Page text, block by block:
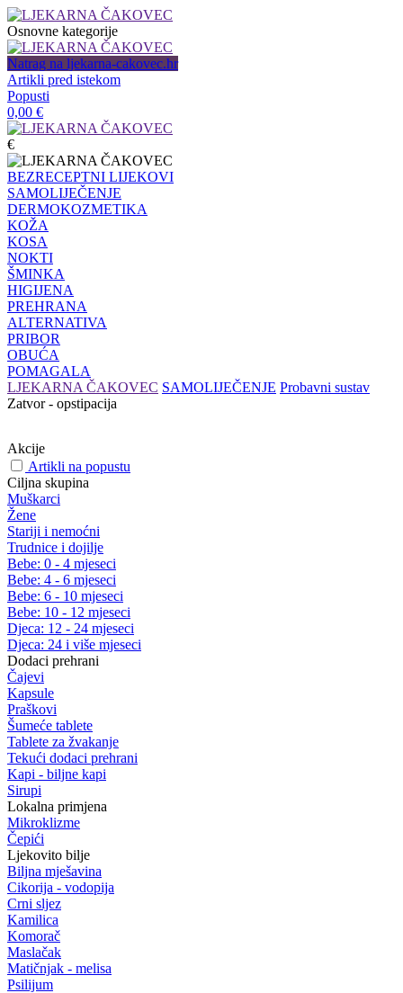
Osnovne kategorije
Natrag na ljekarna-cakovec.hr
Artikli pred istekom
Popusti
0,00 €
€
BEZRECEPTNI LIJEKOVI
SAMOLIJEČENJE
DERMOKOZMETIKA
KOŽA
KOSA
NOKTI
ŠMINKA
HIGIJENA
PREHRANA
ALTERNATIVA
PRIBOR
OBUĆA
POMAGALA
LJEKARNA ČAKOVEC SAMOLIJEČENJE Probavni sustav
Zatvor - opstipacija
Akcije
Artikli na popustu
Ciljna skupina
Muškarci
Žene
Stariji i nemoćni
Trudnice i dojilje
Bebe: 0 - 4 mjeseci
Bebe: 4 - 6 mjeseci
Bebe: 6 - 10 mjeseci
Bebe: 10 - 12 mjeseci
Djeca: 12 - 24 mjeseci
Djeca: 24 i više mjeseci
Dodaci prehrani
Čajevi
Kapsule
Praškovi
Šumeće tablete
Tablete za žvakanje
Tekući dodaci prehrani
Kapi - biljne kapi
Sirupi
Lokalna primjena
Mikroklizme
Čepići
Ljekovito bilje
Biljna mješavina
Cikorija - vodopija
Crni sljez
Kamilica
Komorač
Maslačak
Matičnjak - melisa
Psilijum